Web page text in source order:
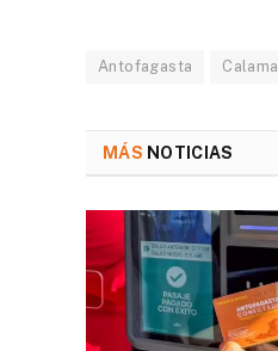
Antofagasta Calama
MÁS NOTICIAS